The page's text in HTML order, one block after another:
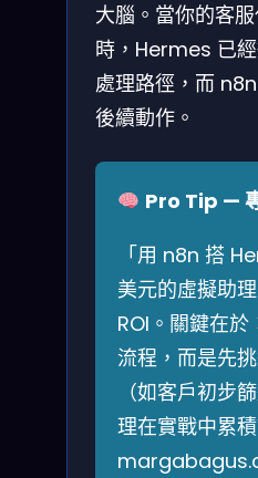
大腦。當你的客
時，Hermes 已
處理路徑，而
後續動作。
Pro Tip —
「用 n8n 搭
美元的虛擬助
ROI。關鍵在
流程，而是先
（如客戶初步
理在實戰中累